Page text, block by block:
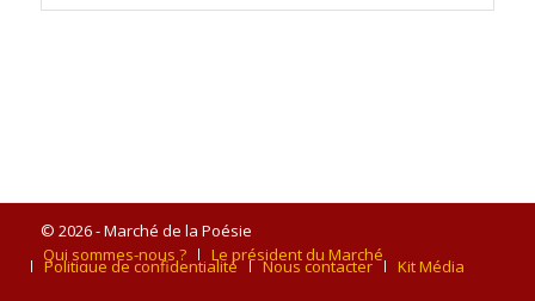
© 2026 - Marché de la Poésie
Qui sommes-nous ?
Le président du Marché
Politique de confidentialité Nous contacter Kit Média